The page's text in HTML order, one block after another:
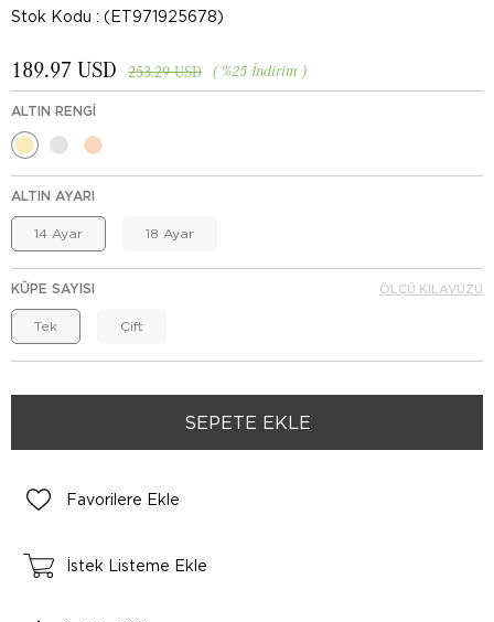
Stok Kodu (ET971925678)
%25 İndirim
253.29 USD
189.97 USD
ALTIN RENGI
ALTIN AYARI
14 Ayar 18 Ayar
KÜPE SAYISI
Tek Çift
ÖLÇÜ KILAVUZU
Favorilere Ekle
İstek Listeme Ekle